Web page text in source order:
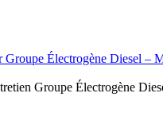
Électrogène Diesel –
Groupe Électrogène